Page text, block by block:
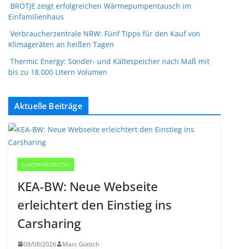
BRÖTJE zeigt erfolgreichen Wärmepumpentausch im
Einfamilienhaus
Verbraucherzentrale NRW: Fünf Tipps für den Kauf von
Klimageräten an heißen Tagen
Thermic Energy: Sonder- und Kältespeicher nach Maß mit
bis zu 18.000 Litern Volumen
Aktuelle Beiträge
ELEKTROMOBILITÄT
KEA-BW: Neue Webseite
erleichtert den Einstieg ins
Carsharing
08/08/2026 Marc Güttich